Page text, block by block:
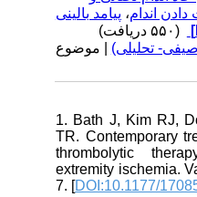
اندام ،پیامد بالینی
تحلیلی) | موضوع
1. Bath J, Kim RJ,
TR. Contemporary
thrombolytic
extremity ischemia.
7. [DOI:10.1177/